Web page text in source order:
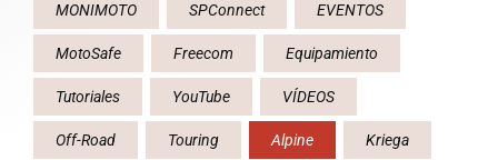
MONIMOTO SPConnect EVENTOS
MotoSafe Freecom Equipamiento
Tutoriales YouTube VÍDEOS
Off-Road Touring Alpine Kriega